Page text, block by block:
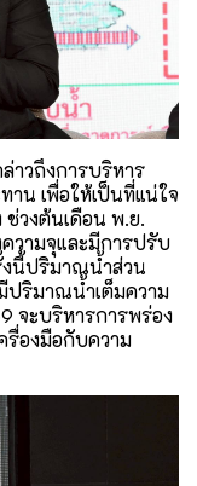
าวถึงการบริหาร
น เพื่อให้เป็นที่แน่ใจ
วงต้นเดือน พ.ย.
วามจุและมีการปรับ
นี้ปริมาณน้ำส่วน
ปริมาณน้ำเต็มความ
จะบริหารการพร่อง
รื่องมือกับความ